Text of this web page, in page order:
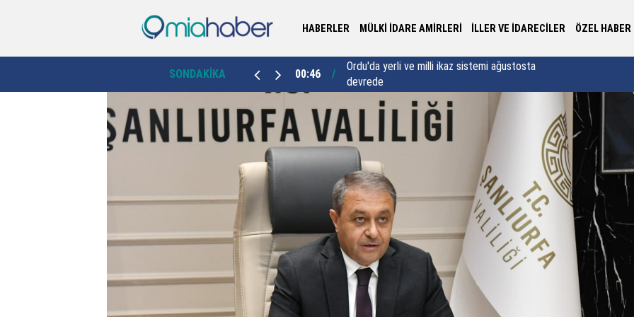
HABERLER MÜLKİ İDARE AMİRLERİ İLLER VE İDARECİLER ÖZEL HABER
SONDAKİKA
Ordu'da yerli ve milli ikaz sistemi ağustosta
23:38
Rize’de 50 öğrenci kapasiteli yatılı kız Kur’an Kursu
için imzalar atıldı